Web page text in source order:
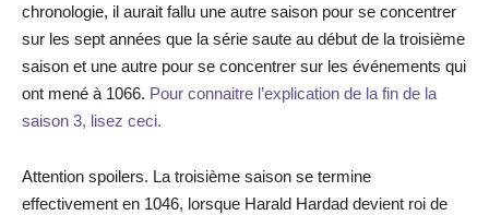
chronologie, il aurait fallu une autre saison pour se concentrer
sur les sept années que la série saute au début de la troisième
saison et une autre pour se concentrer sur les événements qui
ont mené à 1066. Pour connaitre l’explication de la fin de la
saison 3, lisez ceci.
Attention spoilers. La troisième saison se termine
effectivement en 1046, lorsque Harald Hardad devient roi de